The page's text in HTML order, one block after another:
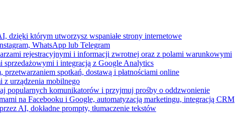
dzięki którym utworzysz wspaniałe strony internetowe
WhatsApp lub Telegram
rejestracyjnymi i informacji zwrotnej oraz z polami warunkowymi
i integracją z Google Analytics
spotkań, dostawą i płatnościami online
z urządzenia mobilnego
popularnych komunikatorów i przyjmuj prośby o oddzwonienie
na Facebooku i Google, automatyzacją marketingu, integracją CRM
AI, dokładne prompty, tłumaczenie tekstów